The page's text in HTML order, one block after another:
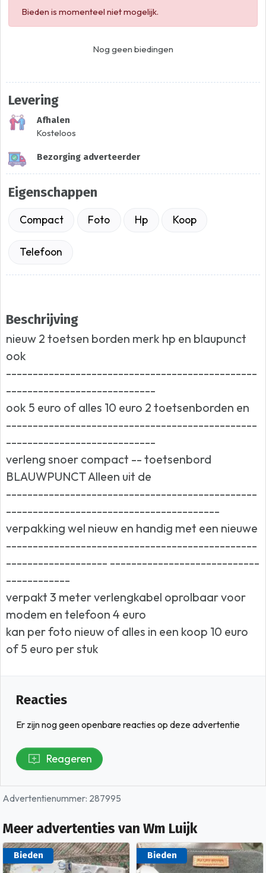
Bieden is momenteel niet mogelijk.
Nog geen biedingen
Levering
Afhalen
Kosteloos
Bezorging adverteerder
Eigenschappen
Compact Foto Hp Koop
Telefoon
Beschrijving
nieuw 2 toetsen borden merk hp en blaupunct
ook
-----------------------------------------------
----------------------------
ook 5 euro of alles 10 euro 2 toetsenborden en
-----------------------------------------------
----------------------------
verleng snoer compact -- toetsenbord
BLAUWPUNCT Alleen uit de
-----------------------------------------------
----------------------------------------
verpakking wel nieuw en handig met een nieuwe
-----------------------------------------------
------------------- ----------------------------
------------
verpakt 3 meter verlengkabel oprolbaar voor
modem en telefoon 4 euro
kan per foto nieuw of alles in een koop 10 euro
of 5 euro per stuk
Reacties
Er zijn nog geen openbare reacties op deze advertentie
Reageren
Advertentienummer: 287995
Meer advertenties van Wm Luijk
Bieden Bieden